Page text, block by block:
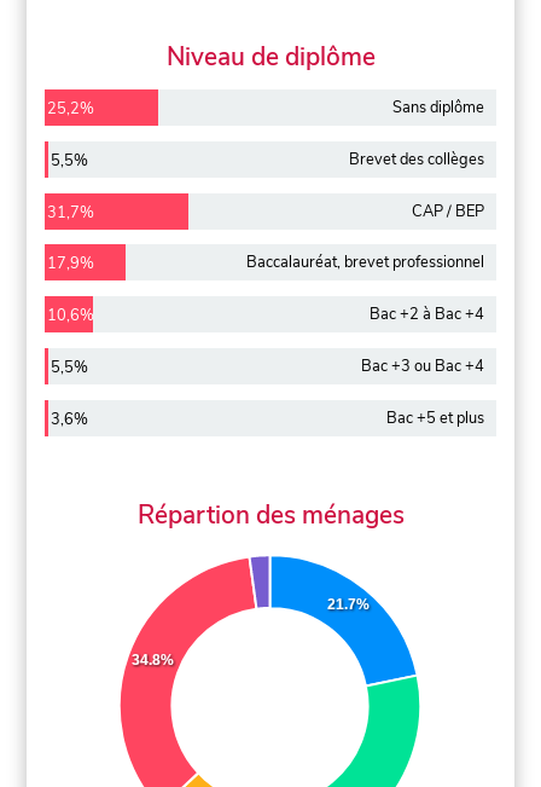
Niveau de diplôme
25,2% Sans diplôme
5,5% Brevet des collèges
31,7% CAP / BEP
17,9% Baccalauréat, brevet professionnel
10,6% Bac +2 à Bac +4
5,5% Bac +3 ou Bac +4
3,6% Bac +5 et plus
Répartion des ménages
21.7%
34.8%